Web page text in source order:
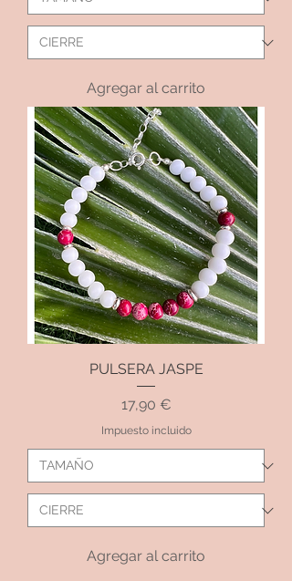
Agregar al carrito
PULSERA JASPE
Precio
17,90 €
Impuesto incluido
Agregar al carrito